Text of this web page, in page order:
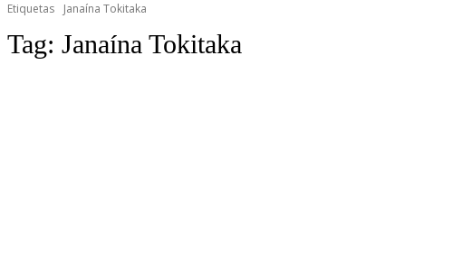
Etiquetas Janaína Tokitaka
Tag: Janaína Tokitaka